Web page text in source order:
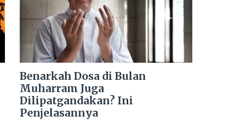
Benarkah Dosa di Bulan
Muharram Juga
Dilipatgandakan? Ini
Penjelasannya